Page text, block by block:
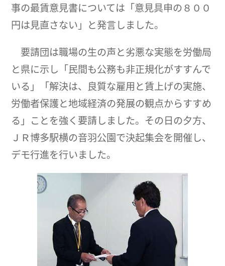
事の最賃意見書については「意見具申の８００
円は見直さない」と発言しました。
要請団は職場の生の声と劣悪な実態を労働局
と県に示し「民間も公務も非正規化がすすんで
いる」「解決は、良質な雇用と賃上げの実施、
労働者保護と地域経済の発展の観点からすすめ
る」ことを強く要請しました。その日の夕方、
ＪＲ博多駅横の音羽公園で決起集会を開催し、
デモ行進を行いました。